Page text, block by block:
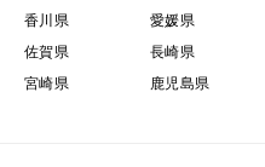
香川県
愛媛県
佐賀県
長崎県
宮崎県
鹿児島県